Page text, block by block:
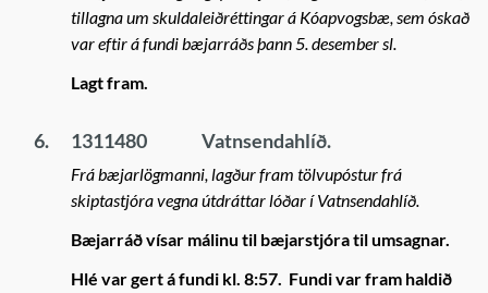
tillagna um skuldaleiðréttingar á Kóapvogsbæ, sem óskað
var eftir á fundi bæjarráðs þann 5. desember sl.
Lagt fram.
6. 1311480 Vatnsendahlíð.
Frá bæjarlögmanni, lagður fram tölvupóstur frá
skiptastjóra vegna útdráttar lóðar í Vatnsendahlíð.
Bæjarráð vísar málinu til bæjarstjóra til umsagnar.
Hlé var gert á fundi kl. 8:57. Fundi var fram haldið